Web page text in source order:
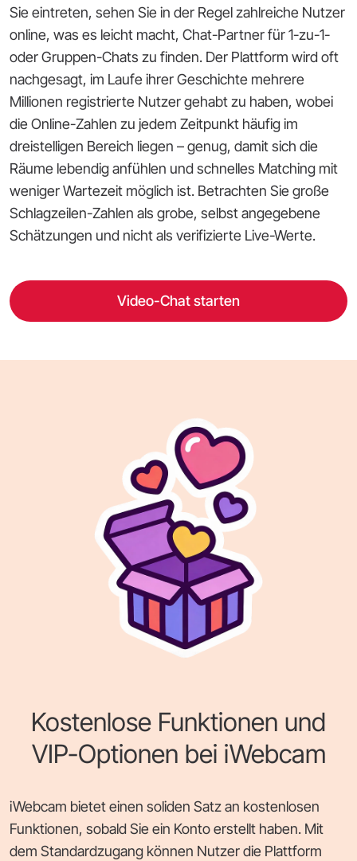
Sie eintreten, sehen Sie in der Regel zahlreiche Nutzer
online, was es leicht macht, Chat-Partner für 1-zu-1-
oder Gruppen-Chats zu finden. Der Plattform wird oft
nachgesagt, im Laufe ihrer Geschichte mehrere
Millionen registrierte Nutzer gehabt zu haben, wobei
die Online-Zahlen zu jedem Zeitpunkt häufig im
dreistelligen Bereich liegen – genug, damit sich die
Räume lebendig anfühlen und schnelles Matching mit
weniger Wartezeit möglich ist. Betrachten Sie große
Schlagzeilen-Zahlen als grobe, selbst angegebene
Schätzungen und nicht als verifizierte Live-Werte.
Video-Chat starten
Kostenlose Funktionen und
VIP-Optionen bei iWebcam
iWebcam bietet einen soliden Satz an kostenlosen
Funktionen, sobald Sie ein Konto erstellt haben. Mit
dem Standardzugang können Nutzer die Plattform